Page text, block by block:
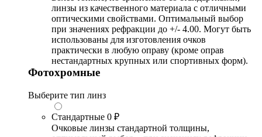
линзы из качественного материала с отличными
оптическими свойствами. Оптимальный выбор
при значениях рефракции до +/- 4.00. Могут быть
использованы для изготовления очков
практически в любую оправу (кроме оправ
нестандартных крупных или спортивных форм).
Фотохромные
Выберите тип линз
Стандартные 0 ₽
Очковые линзы стандартной толщины,